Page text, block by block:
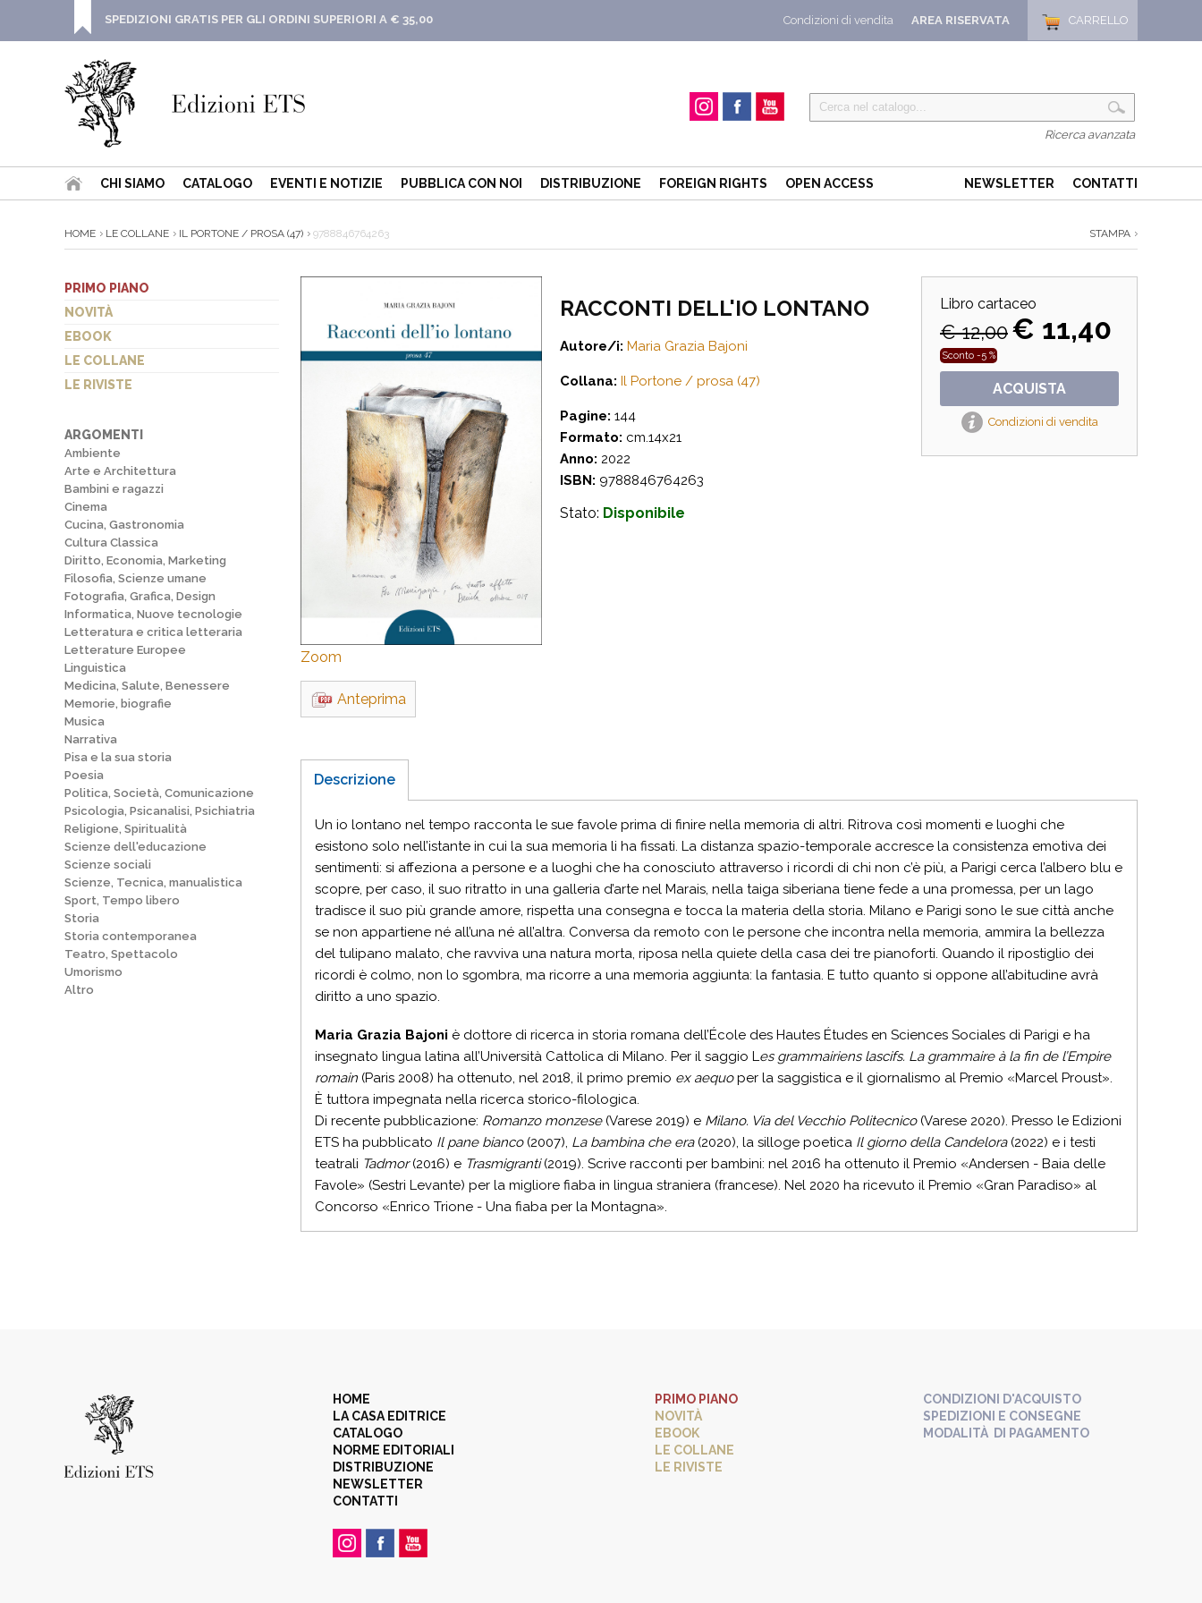
CARRELLO
AREA RISERVATA
Condizioni di vendita
SPEDIZIONI GRATIS PER GLI ORDINI SUPERIORI A € 35,00
Ricerca avanzata
CHI SIAMO CATALOGO EVENTI E NOTIZIE PUBBLICA CON NOI DISTRIBUZIONE FOREIGN RIGHTS OPEN ACCESS NEWSLETTER CONTATTI
HOME LE COLLANE IL PORTONE / PROSA (47) 9788846764263 STAMPA
PRIMO PIANO
NOVITÀ
EBOOK
LE COLLANE
LE RIVISTE
ARGOMENTI
Ambiente
Arte e Architettura
Bambini e ragazzi
Cinema
Cucina, Gastronomia
Cultura Classica
Diritto, Economia, Marketing
Filosofia, Scienze umane
Fotografia, Grafica, Design
Informatica, Nuove tecnologie
Letteratura e critica letteraria
Letterature Europee
Linguistica
Medicina, Salute, Benessere
Memorie, biografie
Musica
Narrativa
Pisa e la sua storia
Poesia
Politica, Società, Comunicazione
Psicologia, Psicanalisi, Psichiatria
Religione, Spiritualità
Scienze dell'educazione
Scienze sociali
Scienze, Tecnica, manualistica
Sport, Tempo libero
Storia
Storia contemporanea
Teatro, Spettacolo
Umorismo
Altro
Libro cartaceo
€ 12,00€ 11,40
Sconto -5 %
ACQUISTA
Condizioni di vendita
Zoom
RACCONTI DELL'IO LONTANO
Autore/i: Maria Grazia Bajoni
Collana: Il Portone / prosa (47)
Pagine: 144
Formato: cm.14x21
Anno: 2022
ISBN: 9788846764263
Stato: Disponibile
Anteprima
Descrizione
Un io lontano nel tempo racconta le sue favole prima di finire nella memoria di altri. Ritrova così momenti e luoghi che
esistono solo nell’istante in cui la sua memoria li ha fissati. La distanza spazio-temporale accresce la consistenza emotiva dei
sentimenti: si affeziona a persone e a luoghi che ha conosciuto attraverso i ricordi di chi non c’è più, a Parigi cerca l’albero blu e
scopre, per caso, il suo ritratto in una galleria d’arte nel Marais, nella taiga siberiana tiene fede a una promessa, per un lago
tradisce il suo più grande amore, rispetta una consegna e tocca la materia della storia. Milano e Parigi sono le sue città anche
se non appartiene né all’una né all’altra. Conversa da remoto con le persone che incontra nella memoria, ammira la bellezza
del tulipano malato, che ravviva una natura morta, riposa nella quiete della casa dei tre pianoforti. Quando il ripostiglio dei
ricordi è colmo, non lo sgombra, ma ricorre a una memoria aggiunta: la fantasia. E tutto quanto si oppone all’abitudine avrà
diritto a uno spazio.
Maria Grazia Bajoni è dottore di ricerca in storia romana dell’École des Hautes Études en Sciences Sociales di Parigi e ha
insegnato lingua latina all’Università Cattolica di Milano. Per il saggio Les grammairiens lascifs. La grammaire à la fin de l’Empire
romain (Paris 2008) ha ottenuto, nel 2018, il primo premio ex aequoper la saggistica e il giornalismo al Premio «Marcel Proust».
È tuttora impegnata nella ricerca storico-filologica.
Di recente pubblicazione: Romanzo monzese(Varese 2019) e Milano. Via del Vecchio Politecnico(Varese 2020). Presso le Edizioni
ETS ha pubblicato Il pane bianco(2007), La bambina che era(2020), la silloge poetica Il giorno della Candelora(2022) e i testi
teatrali Tadmor(2016) e Trasmigranti(2019). Scrive racconti per bambini: nel 2016 ha ottenuto il Premio «Andersen - Baia delle
Favole» (Sestri Levante) per la migliore fiaba in lingua straniera (francese). Nel 2020 ha ricevuto il Premio «Gran Paradiso» al
Concorso «Enrico Trione - Una fiaba per la Montagna».
HOME
LA CASA EDITRICE
CATALOGO
NORME EDITORIALI
DISTRIBUZIONE
NEWSLETTER
CONTATTI
PRIMO PIANO
NOVITÀ
EBOOK
LE COLLANE
LE RIVISTE
CONDIZIONI D'ACQUISTO
SPEDIZIONI E CONSEGNE
MODALITÀ DI PAGAMENTO